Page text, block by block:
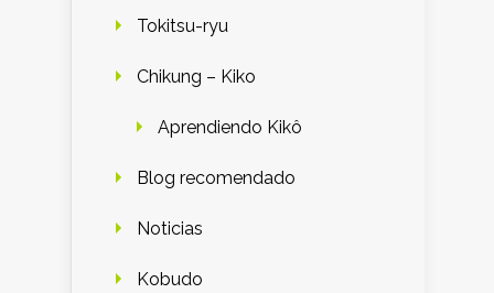
Tokitsu-ryu
Chikung – Kiko
Aprendiendo Kikô
Blog recomendado
Noticias
Kobudo